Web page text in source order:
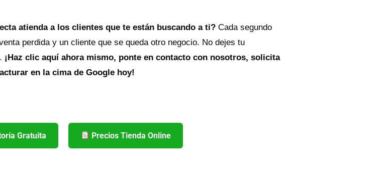
atienda a los clientes que te están buscando a ti? Cada segundo
perdida y un cliente que se queda otro negocio. No dejes tu
¡Haz clic aquí ahora mismo, ponte en contacto con nosotros, solicita
en la cima de Google hoy!
Gratuita Precios Tienda Online